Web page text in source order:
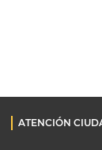
ATENCIÓN